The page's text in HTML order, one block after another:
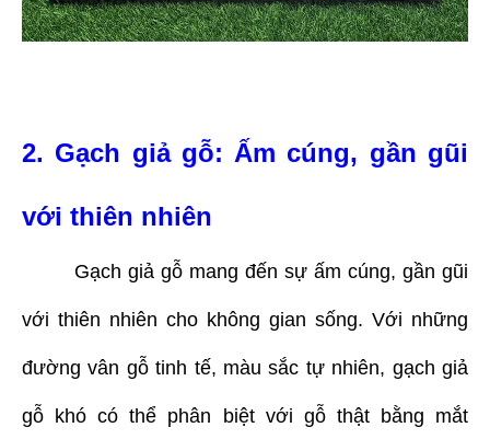
2. Gạch giả gỗ: Ấm cúng, gần gũi
với thiên nhiên
Gạch giả gỗ mang đến sự ấm cúng, gần gũi
với thiên nhiên cho không gian sống. Với những
đường vân gỗ tinh tế, màu sắc tự nhiên, gạch giả
gỗ khó có thể phân biệt với gỗ thật bằng mắt